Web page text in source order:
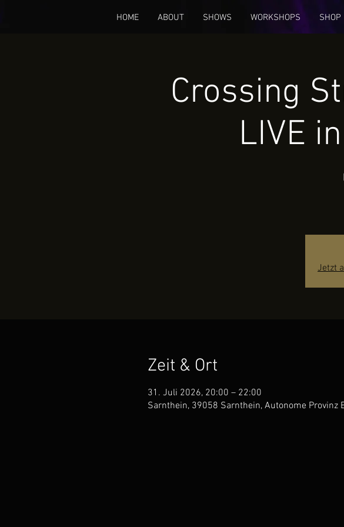
HOME ABOUT SHOWS WORKSHOPS SHOP
Crossing
LIVE
Jetzt
Zeit & Ort
31. Juli 2026, 20:00 – 22:00
Sarnthein, 39058 Sarnthein, Autonome Provinz